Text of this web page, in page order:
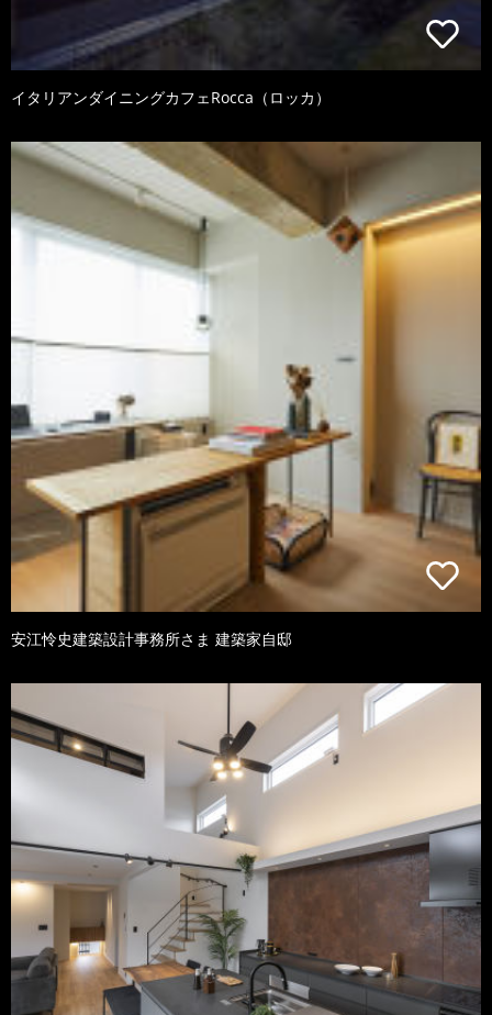
イタリアンダイニングカフェRocca（ロッカ）
安江怜史建築設計事務所さま 建築家自邸